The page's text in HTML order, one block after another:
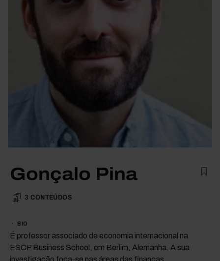
Gonçalo Pina
3 CONTEÚDOS
BIO
É professor associado de economia internacional na
ESCP Business School, em Berlim, Alemanha. A sua
investigação foca-se nas áreas das finanças